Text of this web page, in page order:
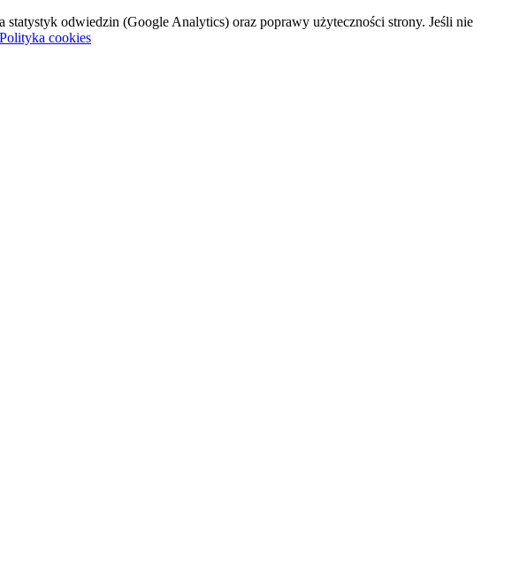
odwiedzin (Google Analytics) oraz poprawy użyteczności strony. Jeśli nie
Polityka cookies